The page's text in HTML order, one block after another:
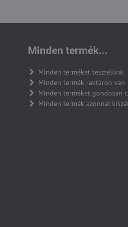
Minden termék...
Minden terméket tesztelünk
Minden termék raktáron van
Minden terméket gondosan
Minden termék azonnal